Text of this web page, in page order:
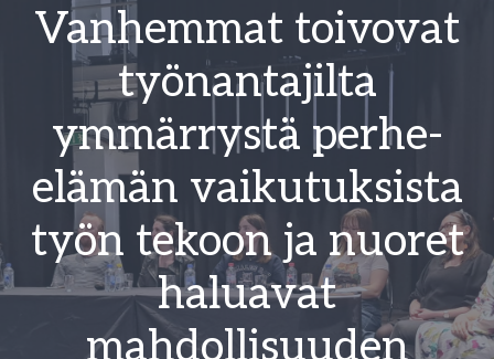
Vanhemmat toivovat
työnantajilta
ymmärrystä perhe-
elämän vaikutuksista
työn tekoon ja nuoret
haluavat
mahdollisuuden